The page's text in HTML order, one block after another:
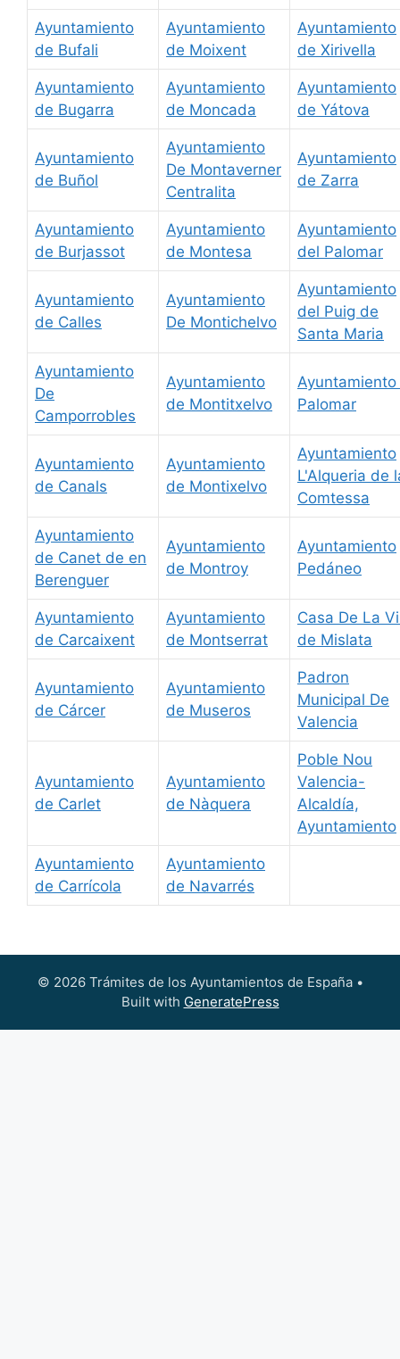
Ayuntamiento
de Bufali
Ayuntamiento
de Moixent
Ayuntamiento
de Xirivella
Ayuntamiento
de Bugarra
Ayuntamiento
de Moncada
Ayuntamiento
de Yátova
Ayuntamiento
de Buñol
Ayuntamiento
De Montaverner
Centralita
Ayuntamiento
de Zarra
Ayuntamiento
de Burjassot
Ayuntamiento
de Montesa
Ayuntamiento
del Palomar
Ayuntamiento
de Calles
Ayuntamiento
De Montichelvo
Ayuntamiento
del Puig de
Santa Maria
Ayuntamiento
De
Camporrobles
Ayuntamiento
de Montitxelvo
Ayuntamiento
Palomar
Ayuntamiento
de Canals
Ayuntamiento
de Montixelvo
Ayuntamiento
L'Alqueria de
Comtessa
Ayuntamiento
de Canet de en
Berenguer
Ayuntamiento
de Montroy
Ayuntamiento
Pedáneo
Ayuntamiento
de Carcaixent
Ayuntamiento
de Montserrat
Casa De La
de Mislata
Ayuntamiento
de Cárcer
Ayuntamiento
de Museros
Padron
Municipal De
Valencia
Ayuntamiento
de Carlet
Ayuntamiento
de Nàquera
Poble Nou
Valencia-
Alcaldía,
Ayuntamiento
Ayuntamiento
de Carrícola
Ayuntamiento
de Navarrés
© 2026 Trámites de los Ayuntamientos de España•
Built with GeneratePress